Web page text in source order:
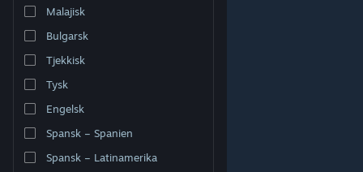
Malajisk
Bulgarsk
Tjekkisk
Tysk
Engelsk
Spansk – Spanien
Spansk – Latinamerika